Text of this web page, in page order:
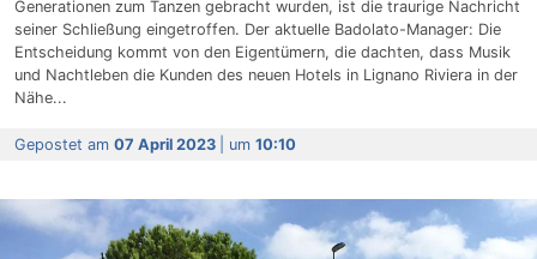
Generationen zum Tanzen gebracht wurden, ist die traurige Nachricht
seiner Schließung eingetroffen. Der aktuelle Badolato-Manager: Die
Entscheidung kommt von den Eigentümern, die dachten, dass Musik
und Nachtleben die Kunden des neuen Hotels in Lignano Riviera in der
Nähe...
Gepostet am 07 April 2023 | um 10:10